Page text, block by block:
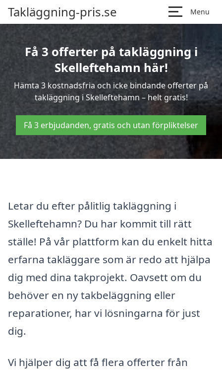
Takläggning-pris.se Menu
Få 3 offerter på takläggning i
Skelleftehamn här!
Hämta 3 kostnadsfria och icke bindande offerter på
takläggning i Skelleftehamn – helt gratis!
Få 3 erbjudanden, gratis och utan förpliktelser
Letar du efter pålitlig takläggning i
Skelleftehamn? Du har kommit till rätt
ställe! På vår plattform kan du enkelt hitta
erfarna takläggare som är redo att hjälpa
dig med dina takprojekt. Oavsett om du
behöver en ny takbeläggning eller
reparationer, har vi lösningarna för just
dig.
Vi hjälper dig att få flera offerter från